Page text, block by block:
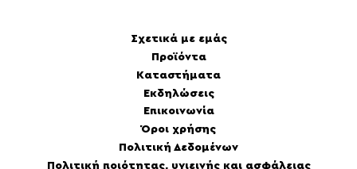
Σχετικά με εμάς
Προϊόντα
Καταστήματα
Εκδηλώσεις
Επικοινωνία
Όροι χρήσης
Πολιτική Δεδομένων
Πολιτική ποιότητας, υγιεινής και ασφάλειας